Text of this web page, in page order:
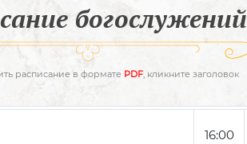
богослужений
расписание в формате PDF, кликните заголовок
16:00